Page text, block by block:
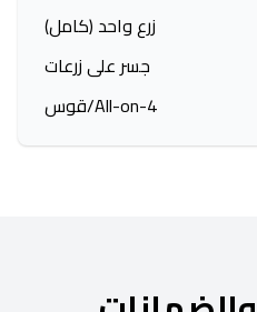
زرع واحد (كامل)
جسر على زرعات
All-on-4/قوس